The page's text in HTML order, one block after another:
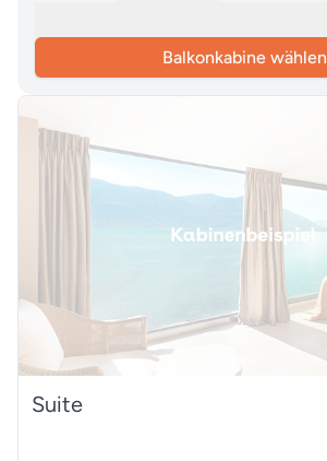
Balkonkabine wählen
Suite